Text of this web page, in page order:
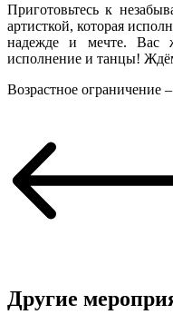
Приготовьтесь к
артисткой, которая
надежде и мечте. Вас
исполнение и танцы!
Возрастное ограничение
Другие